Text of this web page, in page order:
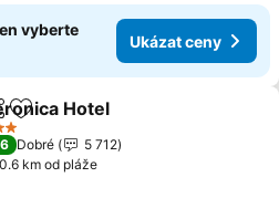
vyberte
Ukázat ceny
Přidat na seznam oblíbených
Hotel
hvězdiček
Dobré
5 712
0.6 km od pláže